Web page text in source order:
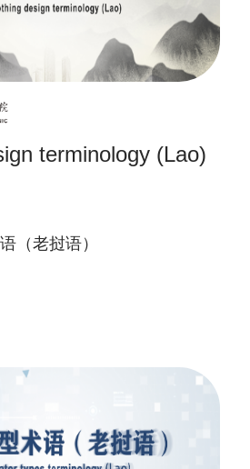
terminology (Lao)
（老挝语）